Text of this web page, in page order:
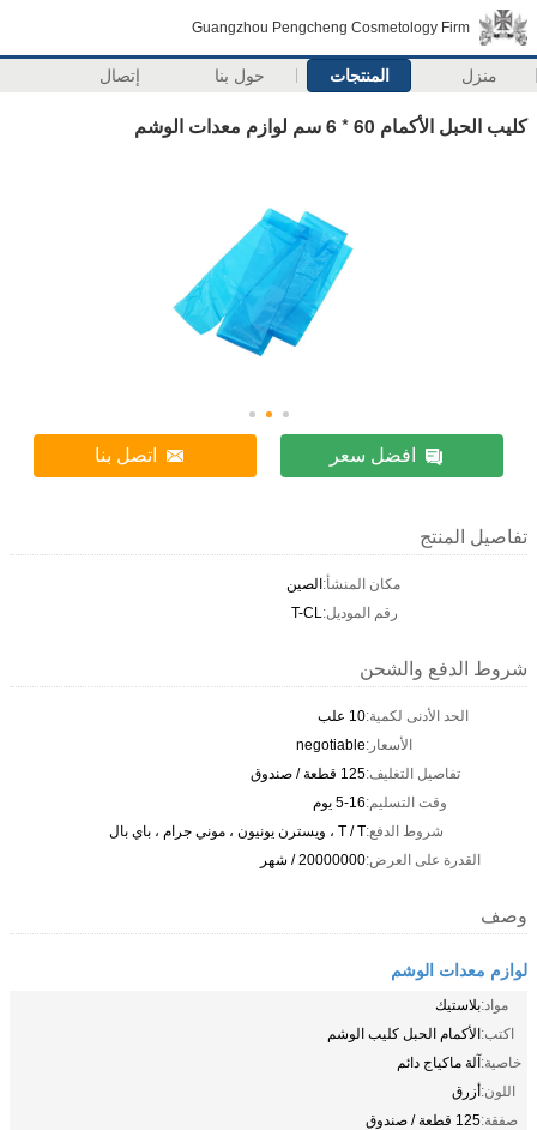
Guangzhou Pengcheng Cosmetology Firm
منزل المنتجات حول بنا إتصال
كليب الحبل الأكمام 60 * 6 سم لوازم معدات الوشم
افضل سعر اتصل بنا
تفاصيل المنتج
مكان المنشأ:الصين
رقم الموديل:T-CL
شروط الدفع والشحن
الحد الأدنى لكمية:10 علب
الأسعار:negotiable
تفاصيل التغليف:125 قطعة / صندوق
وقت التسليم:5-16 يوم
شروط الدفع:T / T ، ويسترن يونيون ، موني جرام ، باي بال
القدرة على العرض:20000000 / شهر
وصف
لوازم معدات الوشم
مواد:بلاستيك
اكتب:الأكمام الحبل كليب الوشم
خاصية:آلة ماكياج دائم
اللون:أزرق
صفقة:125 قطعة / صندوق